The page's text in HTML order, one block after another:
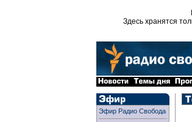
Здесь хранятся
Эфир Радио Свобода